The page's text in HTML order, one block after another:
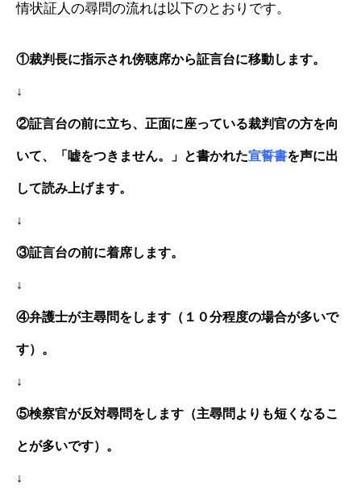
情状証人の尋問の流れは以下のとおりです。
①裁判長に指示され傍聴席から証言台に移動し ます。
↓
②証言台の前に立ち、正面に座っている裁判官の方を向
いて、「嘘をつきません。」と書かれた宣誓書を声に出
して読み上げます。
↓
③証言台の前に着席します。
↓
④弁護士が主尋問をします （ １０分程度の場合が多いで
す）。
↓
⑤検察官が反対尋問をします （主尋問よりも短くなるこ
とが多いです）。
↓